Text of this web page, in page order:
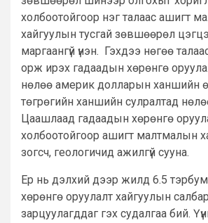
холбоотойгоор нэг талаас ашигт
хайгуулын тусгай зөвшөөрөл
маргаангүй үнэн. Гэхдээ нөгөө
орж ирэх гадаадын хөрөнгө
нөлөө америк долларын ханшийн
төгрөгийн ханшийн сулралтад
Цаашлаад гадаадын хөрөнгө
холбоотойгоор ашигт малтмалын
зогсч, геологичид ажилгүй сууна.
Ер нь дэлхий дээр жилд 6.5
хөрөнгө оруулалт хайгуулын
зарцуулагддаг гэх судалгаа бий.